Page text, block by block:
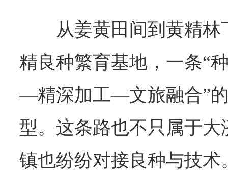
从姜黄田间到黄精
精良种繁育基地，一条“
—精深加工—文旅融合”
型。这条路也不只属于
镇也纷纷对接良种与技